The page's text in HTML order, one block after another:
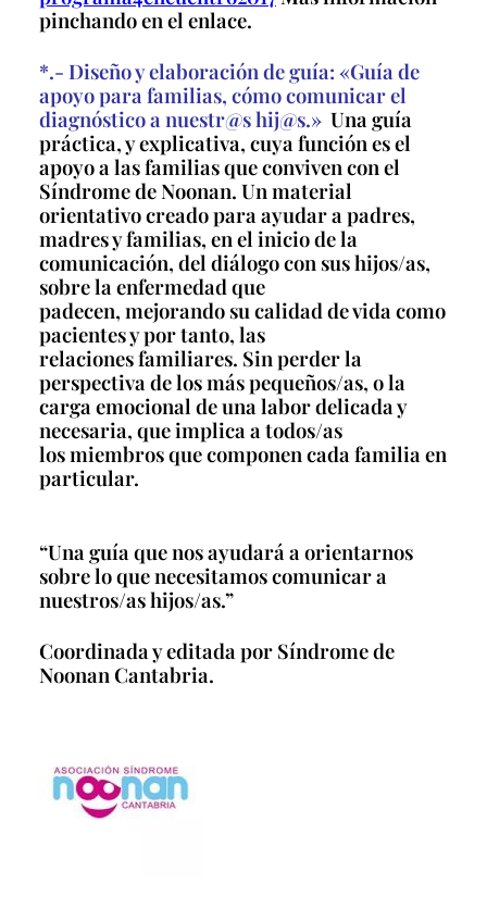
pinchando en el enlace.
*.- Diseño y elaboración de guía: «Guía de
apoyo para familias, cómo comunicar el
diagnóstico a nuestr@s hij@s.» Una guía
práctica, y explicativa, cuya función es el
apoyo a las familiasque conviven con el
Síndrome de Noonan. Un material
orientativo creadopara ayudar a padres,
madres y familias, en el inicio de la
comunicación, del diálogo con sus hijos/as,
sobre la enfermedad que
padecen, mejorando su calidad de vida como
pacientes y por tanto, las
relacionesfamiliares. Sin perder la
perspectiva de los más pequeños/as, o la
carga emocional de una labor delicada y
necesaria, que implica a todos/as
losmiembros que componen cada familia en
particular.
“Una guía que nos ayudará a orientarnos
sobre lo que necesitamoscomunicar a
nuestros/as hijos/as.”
Coordinada y editada por Síndrome de
Noonan Cantabria.